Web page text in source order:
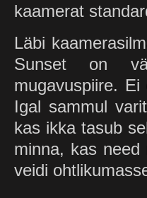
kaamerat
Läbi
Sunset on
mugavuspiire.
Igal sammul
kas ikka tasub
minna, kas
veidi